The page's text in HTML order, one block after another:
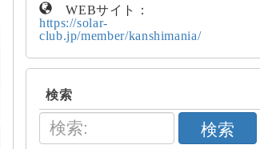
WEBサイト：
https://solar-
club.jp/member/kanshimania/
検索
検索